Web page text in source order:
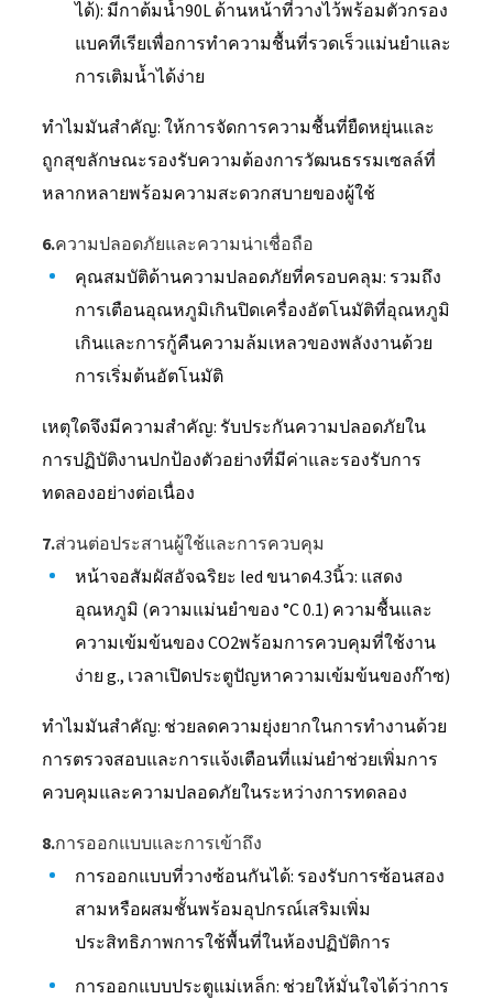
ได้): มีกาต้มน้ำ90L ด้านหน้าที่วางไว้พร้อมตัวกรอง
แบคทีเรียเพื่อการทำความชื้นที่รวดเร็วแม่นยำและ
การเติมน้ำได้ง่าย
ทำไมมันสำคัญ: ให้การจัดการความชื้นที่ยืดหยุ่นและ
ถูกสุขลักษณะรองรับความต้องการวัฒนธรรมเซลล์ที่
หลากหลายพร้อมความสะดวกสบายของผู้ใช้
6.ความปลอดภัยและความน่าเชื่อถือ
คุณสมบัติด้านความปลอดภัยที่ครอบคลุม: รวมถึง
การเตือนอุณหภูมิเกินปิดเครื่องอัตโนมัติที่อุณหภูมิ
เกินและการกู้คืนความล้มเหลวของพลังงานด้วย
การเริ่มต้นอัตโนมัติ
เหตุใดจึงมีความสำคัญ: รับประกันความปลอดภัยใน
การปฏิบัติงานปกป้องตัวอย่างที่มีค่าและรองรับการ
ทดลองอย่างต่อเนื่อง
7.ส่วนต่อประสานผู้ใช้และการควบคุม
หน้าจอสัมผัสอัจฉริยะ led ขนาด4.3นิ้ว: แสดง
อุณหภูมิ (ความแม่นยำของ °C 0.1) ความชื้นและ
ความเข้มข้นของ CO2พร้อมการควบคุมที่ใช้งาน
ง่าย g., เวลาเปิดประตูปัญหาความเข้มข้นของก๊าซ)
ทำไมมันสำคัญ: ช่วยลดความยุ่งยากในการทำงานด้วย
การตรวจสอบและการแจ้งเตือนที่แม่นยำช่วยเพิ่มการ
ควบคุมและความปลอดภัยในระหว่างการทดลอง
8.การออกแบบและการเข้าถึง
การออกแบบที่วางซ้อนกันได้: รองรับการซ้อนสอง
สามหรือผสมชั้นพร้อมอุปกรณ์เสริมเพิ่ม
ประสิทธิภาพการใช้พื้นที่ในห้องปฏิบัติการ
การออกแบบประตูแม่เหล็ก: ช่วยให้มั่นใจได้ว่าการ